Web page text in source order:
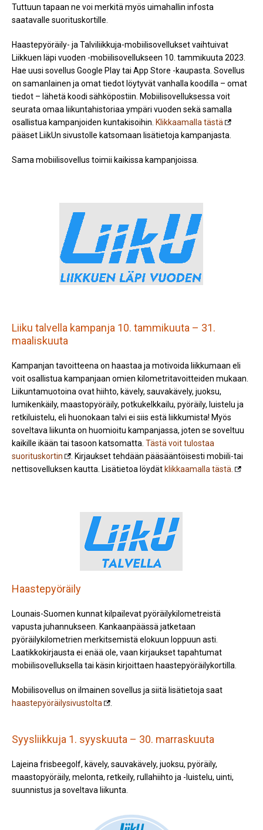
Tuttuun tapaan ne voi merkitä myös uimahallin infosta
saatavalle suorituskortille.
Haastepyöräily- ja Talviliikkuja-mobiilisovellukset vaihtuivat
Liikkuen läpi vuoden -mobiilisovellukseen 10. tammikuuta 2023.
Hae uusi sovellus Google Play tai App Store -kaupasta. Sovellus
on samanlainen ja omat tiedot löytyvät vanhalla koodilla – omat
tiedot – lähetä koodi sähköpostiin. Mobiilisovelluksessa voit
seurata omaa liikuntahistoriaa ympäri vuoden sekä samalla
osallistua kampanjoiden kuntakisoihin. Klikkaamalla tästä
pääset LiikUn sivustolle katsomaan lisätietoja kampanjasta.
Sama mobiilisovellus toimii kaikissa kampanjoissa.
Liiku talvella kampanja 10. tammikuuta – 31.
maaliskuuta
Kampanjan tavoitteena on haastaa ja motivoida liikkumaan eli
voit osallistua kampanjaan omien kilometritavoitteiden mukaan.
Liikuntamuotoina ovat hiihto, kävely, sauvakävely, juoksu,
lumikenkäily, maastopyöräily, potkukelkkailu, pyöräily, luistelu ja
retkiluistelu, eli huonokaan talvi ei siis estä liikkumista! Myös
soveltava liikunta on huomioitu kampanjassa, joten se soveltuu
kaikille ikään tai tasoon katsomatta. Tästä voit tulostaa
suorituskortin
. Kirjaukset tehdään pääsääntöisesti mobiili-tai
nettisovelluksen kautta. Lisätietoa löydät klikkaamalla tästä.
Haastepyöräily
Lounais-Suomen kunnat kilpailevat pyöräilykilometreistä
vapusta juhannukseen. Kankaanpäässä jatketaan
pyöräilykilometrien merkitsemistä elokuun loppuun asti.
Laatikkokirjausta ei enää ole, vaan kirjaukset tapahtumat
mobiilisovelluksella tai käsin kirjoittaen haastepyöräilykortilla.
Mobiilisovellus on ilmainen sovellus ja siitä lisätietoja saat
haastepyöräilysivustolta
.
Syysliikkuja 1. syyskuuta – 30. marraskuuta
Lajeina frisbeegolf, kävely, sauvakävely, juoksu, pyöräily,
maastopyöräily, melonta, retkeily, rullahiihto ja -luistelu, uinti,
suunnistus ja soveltava liikunta.